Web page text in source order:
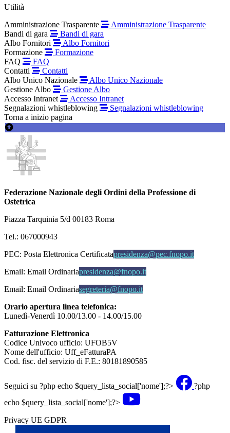
Utilità
Amministrazione Trasparente
Amministrazione Trasparente
Bandi di gara
Bandi di gara
Albo Fornitori
Albo Fornitori
Formazione
Formazione
FAQ
FAQ
Contatti
Contatti
Albo Unico Nazionale
Albo Unico Nazionale
Gestione Albo
Gestione Albo
Accesso Intranet
Accesso Intranet
Segnalazioni whistleblowing
Segnalazioni whistleblowing
Torna a inizio pagina
Federazione Nazionale degli Ordini della Professione di
Ostetrica
Piazza Tarquinia 5/d 00183 Roma
Tel.: 067000943
PEC: Posta Elettronica Certificatapresidenza@pec.fnopo.it
Email: Email Ordinariapresidenza@fnopo.it
Email: Email Ordinariasegreteria@fnopo.it
Orario apertura linea telefonica:
Lunedì-Venerdì 10.00/13.00 - 14.00/15.00
Fatturazione Elettronica
Codice Univoco ufficio: UFOB5V
Nome dell'ufficio: Uff_eFatturaPA
Cod. fisc. del servizio di F.E.: 80181890585
Seguici su ?php echo $query_lista_social['nome'];?>
?php
echo $query_lista_social['nome'];?>
Privacy UE GDPR